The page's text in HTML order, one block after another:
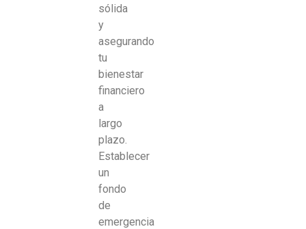
sólida
y
asegurando
tu
bienestar
financiero
a
largo
plazo.
Establecer
un
fondo
de
emergencia